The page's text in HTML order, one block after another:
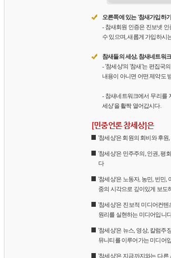
오른쪽에 있는 '참새가입하
- 참새회원 인증은 진보넷
수 있으며, 새롭게 가입하시
참새들의 세상, 참새네트워
- '참세상'의 '참새'는 편집국
내용이 아니면 어떤 제약도
- 참새네트워크에서 무리를
세상'을 활짝 열어갑시다.
[민중언론 참세상]은
'참세상'은 회원의 회비와 후
'참세상'은 민주주의, 인권, 평
다
'참세상'은 노동자, 농민, 빈민,
중의 시각으로 깊이있게 보도
'참세상'은 진보적 미디어컨
원리를 실현하는 미디어입니
'참세상'은 뉴스, 영상, 칼럼주
뮤니티를 이루어가는 미디어
'참세상'은 지금까지와는 다른